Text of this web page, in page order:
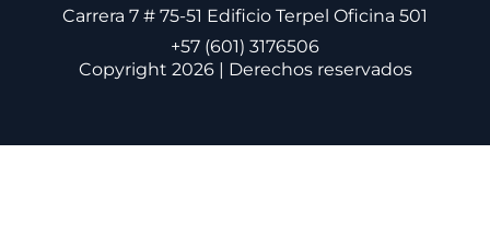
Carrera 7 # 75-51 Edificio Terpel Oficina 501
+57 (601) 3176506
Copyright 2026 | Derechos reservados